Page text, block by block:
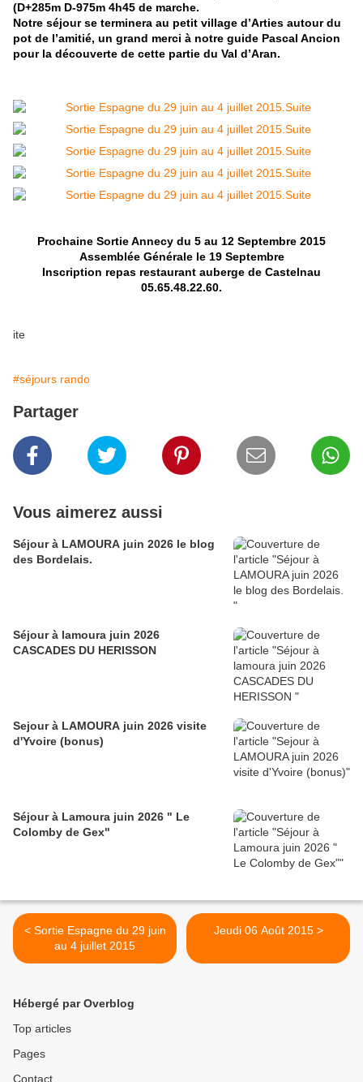
(D+285m D-975m 4h45 de marche.
Notre séjour se terminera au petit village d’Arties autour du
pot de l’amitié, un grand merci à notre guide Pascal Ancion
pour la découverte de cette partie du Val d’Aran.
Prochaine Sortie Annecy du 5 au 12 Septembre 2015
Assemblée Générale le 19 Septembre
Inscription repas restaurant auberge de Castelnau
05.65.48.22.60.
ite
#séjours rando
Partager
Vous aimerez aussi
Séjour à LAMOURA juin 2026 le blog
des Bordelais.
Séjour à lamoura juin 2026
CASCADES DU HERISSON
Sejour à LAMOURA juin 2026 visite
d'Yvoire (bonus)
Séjour à Lamoura juin 2026 " Le
Colomby de Gex"
< Sortie Espagne du 29 juin
au 4 juillet 2015
Jeudi 06 Août 2015 >
Hébergé par Overblog
Top articles
Pages
Contact